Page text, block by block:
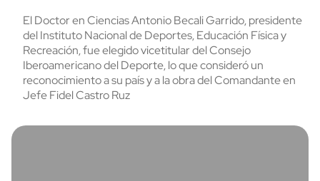
El Doctor en Ciencias Antonio Becali Garrido, presidente
del Instituto Nacional de Deportes, Educación Física y
Recreación, fue elegido vicetitular del Consejo
Iberoamericano del Deporte, lo que consideró un
reconocimiento a su país y a la obra del Comandante en
Jefe Fidel Castro Ruz